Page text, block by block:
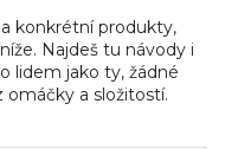
konkrétní produkty,
Najdeš tu návody i
lidem jako ty, žádné
omáčky a složitostí.